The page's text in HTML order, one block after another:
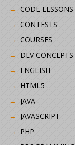
CODE LESSONS
CONTESTS
COURSES
DEV CONCEPTS
ENGLISH
HTML5
JAVA
JAVASCRIPT
PHP